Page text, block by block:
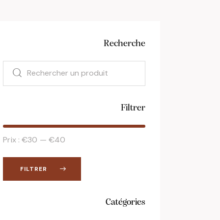
Recherche
Filtrer
FILTRER
Prix :€30 — €40
Catégories